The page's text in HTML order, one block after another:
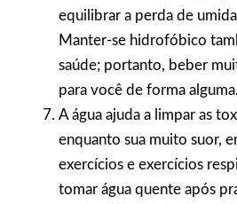
equilibrar a perda de
Manter-se hidrofóbico
saúde; portanto, beber
para você de forma alguma.
A água ajuda a limpar as
enquanto sua muito suor,
exercícios e exercícios
tomar água quente após